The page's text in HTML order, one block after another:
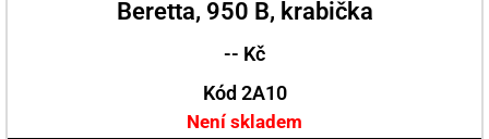
Beretta, 950 B, krabička
-- Kč
Kód 2A10
Není skladem